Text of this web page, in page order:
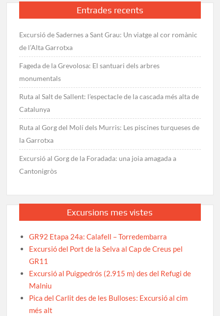
Entrades recents
Excursió de Sadernes a Sant Grau: Un viatge al cor romànic
de l’Alta Garrotxa
Fageda de la Grevolosa: El santuari dels arbres
monumentals
Ruta al Salt de Sallent: l’espectacle de la cascada més alta de
Catalunya
Ruta al Gorg del Molí dels Murris: Les piscines turqueses de
la Garrotxa
Excursió al Gorg de la Foradada: una joia amagada a
Cantonigròs
Excursions mes vistes
GR92 Etapa 24a: Calafell – Torredembarra
Excursió del Port de la Selva al Cap de Creus pel
GR11
Excursió al Puigpedrós (2.915 m) des del Refugi de
Malniu
Pica del Carlit des de les Bulloses: Excursió al cim
més alt